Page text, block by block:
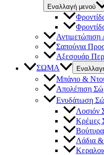
Εναλλαγή μενού
Αντιμετώπιση
Σαπούνια
Αξεσουάρ
ΣΩΜΑ
Μπάνιο &
Απολέπιση
Ενυδάτωση
Λοσιόν
Κρέμες
Λάδια